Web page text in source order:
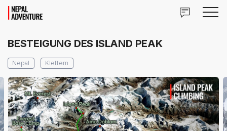
BESTEIGUNG DES ISLAND PEAK
Nepal Klettern